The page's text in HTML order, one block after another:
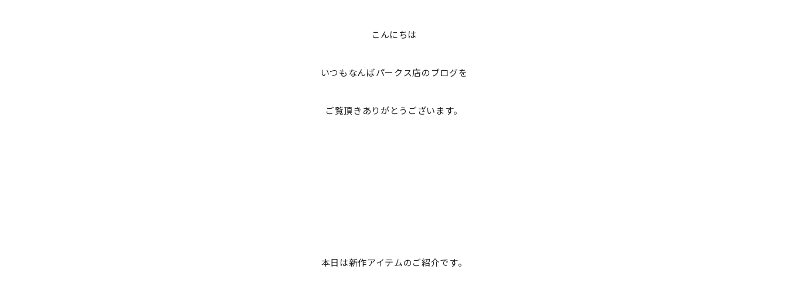
こんにちは
いつもなんばパークス店のブログを
ご覧頂きありがとうございます。
本日は新作アイテムのご紹介です。